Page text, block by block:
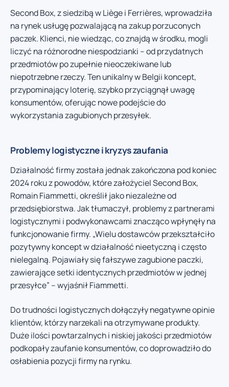
Second Box, z siedzibą w Liège i Ferrières, wprowadziła
na rynek usługę pozwalającą na zakup porzuconych
paczek. Klienci, nie wiedząc, co znajdą w środku, mogli
liczyć na różnorodne niespodzianki – od przydatnych
przedmiotów po zupełnie nieoczekiwane lub
niepotrzebne rzeczy. Ten unikalny w Belgii koncept,
przypominający loterię, szybko przyciągnął uwagę
konsumentów, oferując nowe podejście do
wykorzystania zagubionych przesyłek.
Problemy logistyczne i kryzys zaufania
Działalność firmy została jednak zakończona pod koniec
2024 roku z powodów, które założyciel Second Box,
Romain Fiammetti, określił jako niezależne od
przedsiębiorstwa. Jak tłumaczył, problemy z partnerami
logistycznymi i podwykonawcami znacząco wpłynęły na
funkcjonowanie firmy. „Wielu dostawców przekształciło
pozytywny koncept w działalność nieetyczną i często
nielegalną. Pojawiały się fałszywe zagubione paczki,
zawierające setki identycznych przedmiotów w jednej
przesyłce” – wyjaśnił Fiammetti.
Do trudności logistycznych dołączyły negatywne opinie
klientów, którzy narzekali na otrzymywane produkty.
Duże ilości powtarzalnych i niskiej jakości przedmiotów
podkopały zaufanie konsumentów, co doprowadziło do
osłabienia pozycji firmy na rynku.